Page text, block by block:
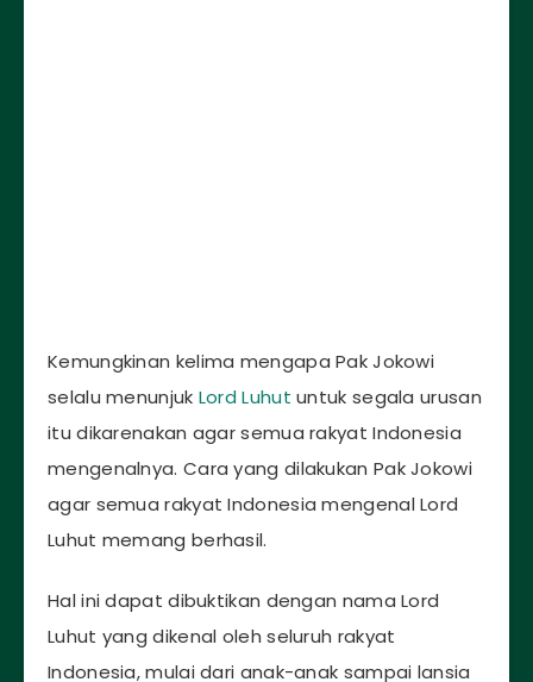
Kemungkinan kelima mengapa Pak Jokowi
selalu menunjuk Lord Luhut untuk segala urusan
itu dikarenakan agar semua rakyat Indonesia
mengenalnya. Cara yang dilakukan Pak Jokowi
agar semua rakyat Indonesia mengenal Lord
Luhut memang berhasil.
Hal ini dapat dibuktikan dengan nama Lord
Luhut yang dikenal oleh seluruh rakyat
Indonesia, mulai dari anak-anak sampai lansia